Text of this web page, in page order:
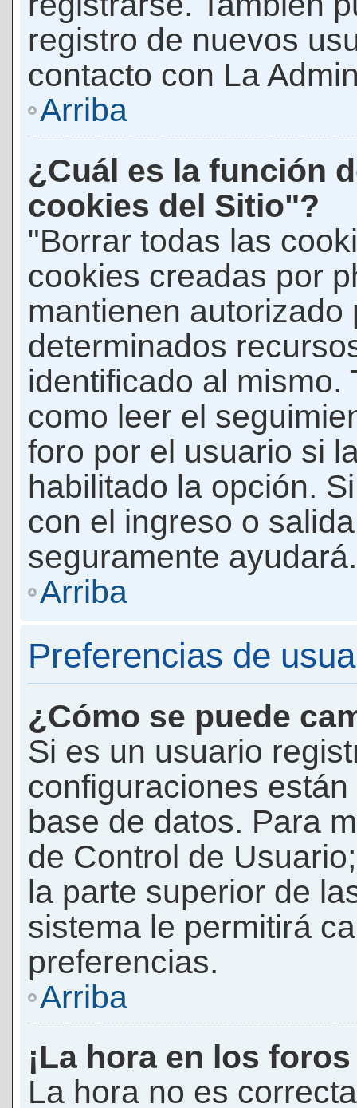
registro de nuevos
contacto con La
Arriba
¿Cuál es la función
cookies del Sitio"?
"Borrar todas las
cookies creadas por
mantienen autorizado
determinados
identificado al mismo.
como leer el
foro por el usuario si
habilitado la opción.
con el ingreso o
seguramente ayudará.
Arriba
Preferencias de
¿Cómo se puede
Si es un usuario
configuraciones
base de datos. Para
de Control de
la parte superior de
sistema le permitirá
preferencias.
Arriba
¡La hora en los
La hora no es